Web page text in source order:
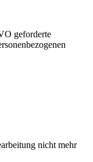
geforderte
nicht mehr